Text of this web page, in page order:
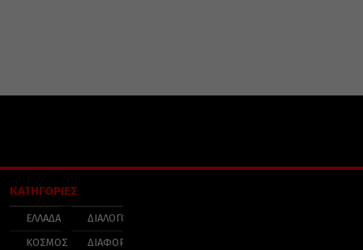
ΚΑΤΗΓΟΡΙΕΣ
ΕΛΛΑΔΑ
ΚΟΣΜΟΣ
ΔΙΑΛΟΓΟΣ
ΔΙΑΦΟΡΑ